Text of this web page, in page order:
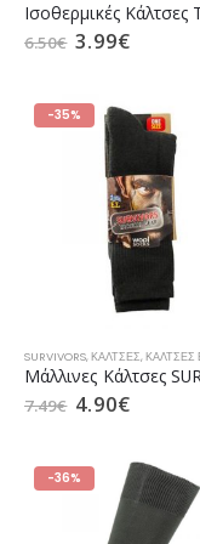
6.50€ 3.99€
-35%
SURVIVORS,ΚΆΛΤΣΕΣ,ΚΆΛΤΣΕΣ
7.49€ 4.90€
-36%